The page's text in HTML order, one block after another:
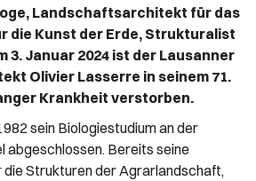
Landschaftsarchitekt für das
die Kunst der Erde, Strukturalist
3. Januar 2024 ist der Lausanner
Olivier Lasserre in seinem 71.
Krankheit verstorben.
sein Biologiestudium an der
abgeschlossen. Bereits seine
Strukturen der Agrarlandschaft,